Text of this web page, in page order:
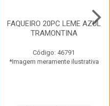
FAQUEIRO 20PC LEME AZUL
TRAMONTINA
Código: 46791
*Imagem meramente ilustrativa